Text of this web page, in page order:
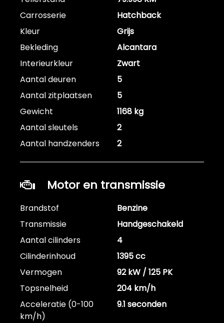
Carrosserie
Hatchback
Kleur
Grijs
Bekleding
Alcantara
Interieurkleur
Zwart
Aantal deuren
5
Aantal zitplaatsen
5
Gewicht
1168 kg
Aantal sleutels
2
Aantal handzenders
2
Motor en transmissie
Brandstof
Benzine
Transmissie
Handgeschakeld
Aantal cilinders
4
Cilinderinhoud
1395 cc
Vermogen
92 kW / 125 PK
Topsnelheid
204 km/h
Acceleratie (0-100
km/h)
9.1 seconden